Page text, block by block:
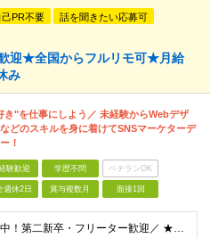
己PR不要 話を聞きたい応募可
迎★全国からフルリモ可★月給
み
き"を仕事にしよう／ 未経験からWebデザ
どのスキルを身に着けてSNSマーケターデ
！
験歓迎 学歴不問 ベテランOK
週休2日 賞与複数月 面接1回
＼20代活躍中！第二新卒・フリーター歓迎／ ★未経験歓迎！学歴・転職回数不問★ ◎Instagram／TikTok／X／YouTubeなど、 SNSを見るのが好きな方大歓迎です♪ ＼100％ポテ